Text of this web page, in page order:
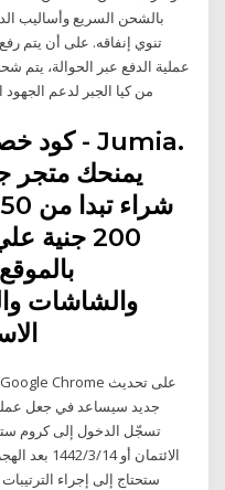
بالشحن السريع وأساليب
تنوي إنفاقه. على أن يتم
عملية الدفع عبر الحوالة، يتم
من كيا الجبر لدعم الجهود
يمنحك متجر
200 جنية
والشاشات
جديد سيساعد في جعل عملية
تسجّل الدخول إلى كروم
الائتمان
ستحتاج إلى إجراء